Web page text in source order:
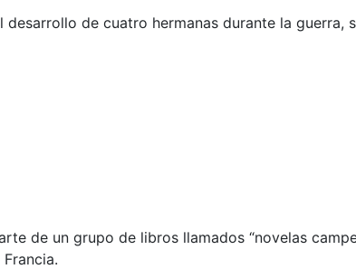
de cuatro hermanas durante la guerra,
de un grupo de libros llamados “novelas